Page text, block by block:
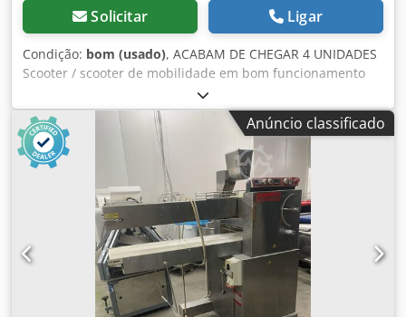
Solicitar Ligar
Condição: bom (usado), ACABAM DE CHEGAR 4 UNIDADES
Scooter / scooter de mobilidade em bom funcionamento
Anúncio classificado